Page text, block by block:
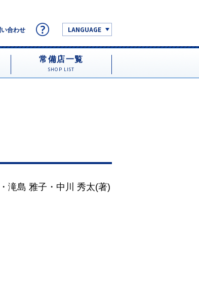
い合わせ LANGUAGE
常備店一覧
SHOP LIST
・ 滝島 雅子 ・ 中川 秀太(著)